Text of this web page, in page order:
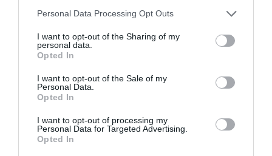
Personal Data Processing Opt Outs
I want to opt-out of the Sharing of my
personal data.
Opted In
I want to opt-out of the Sale of my
Personal Data.
Opted In
I want to opt-out of processing my
Personal Data for Targeted Advertising.
Opted In